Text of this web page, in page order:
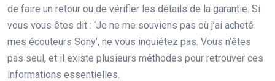
de faire un retour ou de vérifier les détails de la garantie. Si
vous vous êtes dit : ‘Je ne me souviens pas où j’ai acheté
mes écouteurs Sony’, ne vous inquiétez pas. Vous n’êtes
pas seul, et il existe plusieurs méthodes pour retrouver ces
informations essentielles.